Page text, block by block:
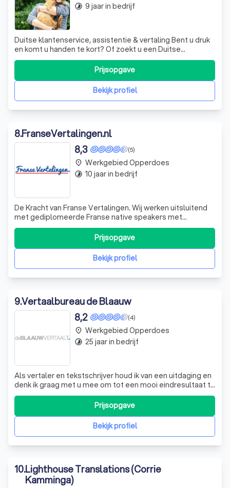
Duitse klantenservice, assistentie & vertaling Bent u druk
en komt u handen te kort? Of zoekt u een Duitse
assistente of een vertaler Nederlands-Duits? Bent u
ondernemer en actief op de Duitse markt? Of bent u van
plan dit te worden? Als uw groei in Duitsland doorzet, zult
u vaker geconfronteerdBekijk profiel
Prijsopgave
timelapse 9 jaar in bedrijf
8.FranseVertalingen.nl
(5)
8,3
De Kracht van Franse Vertalingen. Wij werken uitsluitend
met gediplomeerde Franse native speakers met
specifieke kennis op elk vakgebied.
Bekijk profiel
Prijsopgave
place Werkgebied Opperdoes
timelapse 10 jaar in bedrijf
9.Vertaalbureau de Blaauw
(4)
8,2
Als vertaler en tekstschrijver houd ik van een uitdaging en
denk ik graag met u mee om tot een mooi eindresultaat te
komen. Dankzij mijn vakbekwaamheid, gevoel voor stijl en
nuance en mijn jarenlange ervaring ben ik in staat een
goede tekst of vertaling te leveren tegen een
Bekijk profiel
Prijsopgave
place Werkgebied Opperdoes
timelapse 25 jaar in bedrijf
10.Lighthouse Translations (Corrie
Kamminga)